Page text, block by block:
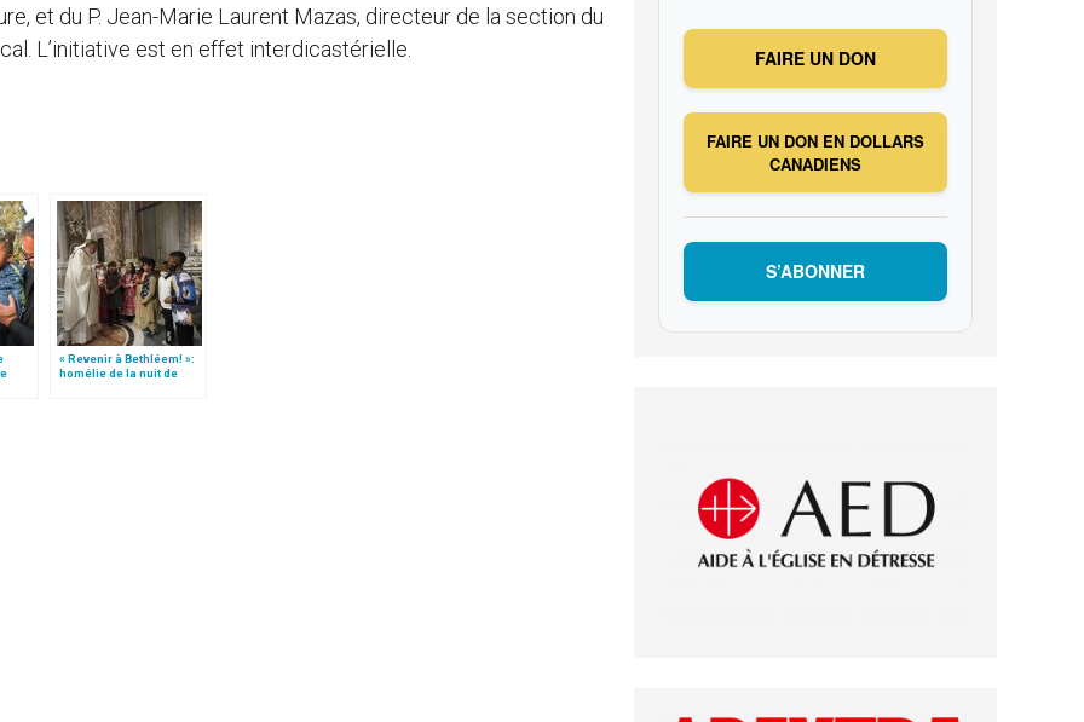
et du P. Jean-Marie Laurent Mazas, directeur de la section du
L’initiative est en effet interdicastérielle.
« Revenir à Bethléem! »:
homélie de la nuit de
Noël (texte complet)
FAIRE UN DON
FAIRE UN DON EN DOLLARS
CANADIENS
S’ABONNER